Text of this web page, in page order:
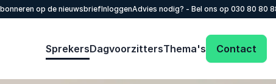
op de nieuwsbriefInloggenAdvies nodig? - Bel ons op 030 80 80
SprekersDagvoorzittersThema's Contact